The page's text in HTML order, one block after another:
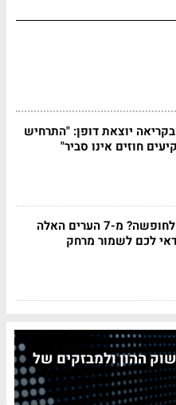
בקריאה יוצאת דופן: "התרחיש
חוזים אינו סביר"
יוצאים לחופשה? מ-7 הערים האלה
לכם לשמור מרחק
ההון ולמבזקים של